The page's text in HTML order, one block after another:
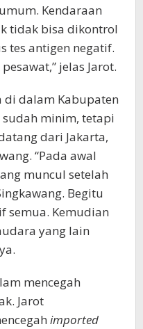
Kendaraan
tidak bisa dikontrol
tes antigen negatif.
jelas Jarot.
di dalam Kabupaten
minim, tetapi
dari Jakarta,
“Pada awal
muncul setelah
Begitu
semua. Kemudian
yang lain
mencegah
Jarot
imported